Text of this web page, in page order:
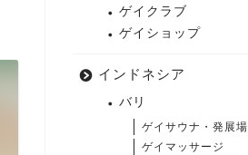
ゲイクラブ
ゲイショップ
インドネシア
バリ
ゲイサウナ・発展場
ゲイマッサージ